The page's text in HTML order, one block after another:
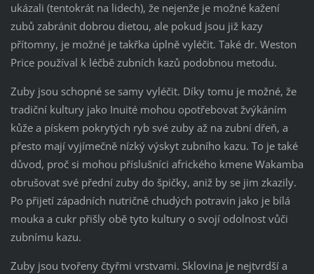
ukázali (tentokrát na lidech), že nejenže je možné kažení
zubů zabránit dobrou dietou, ale pokud jsou již kazy
přítomny, je možné je takřka úplně vyléčit. Také dr. Weston
Price používal k léčbě zubních kazů podobnou metodu.
Zuby jsou schopné se samy vyléčit. Díky tomu je možné, že
tradiční kultury jako Inuité mohou opotřebovat žvýkáním
kůže a pískem pokrytých ryb své zuby až na zubní dřeň, a
přesto mají vyjímečně nízký výskyt zubního kazu. To je také
důvod, proč si mohou příslušníci afrického kmene Wakamba
obrušovat své přední zuby do špičky, aniž by se jim zkazily.
Po přijetí západních nutričně chudých potravin jako je bílá
mouka a cukr přišly obě tyto kultury o svojí odolnost vůči
zubnímu kazu.
Zuby jsou tvořeny čtyřmi vrstvami. Sklovina je nejtvrdší a